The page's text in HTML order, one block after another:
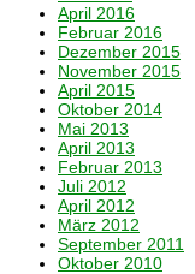
April 2016
Februar 2016
Dezember 2015
November 2015
April 2015
Oktober 2014
Mai 2013
April 2013
Februar 2013
Juli 2012
April 2012
März 2012
September 2011
Oktober 2010